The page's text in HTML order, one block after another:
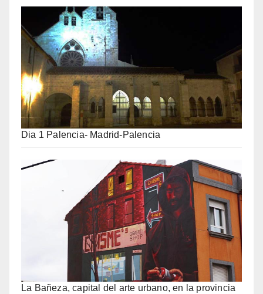
Dia 1 Palencia- Madrid-Palencia
La Bañeza, capital del arte urbano, en la provincia